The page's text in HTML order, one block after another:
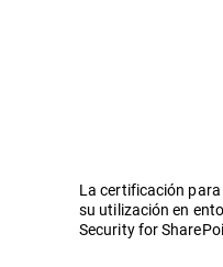
La certificación
su utilización en
Security for